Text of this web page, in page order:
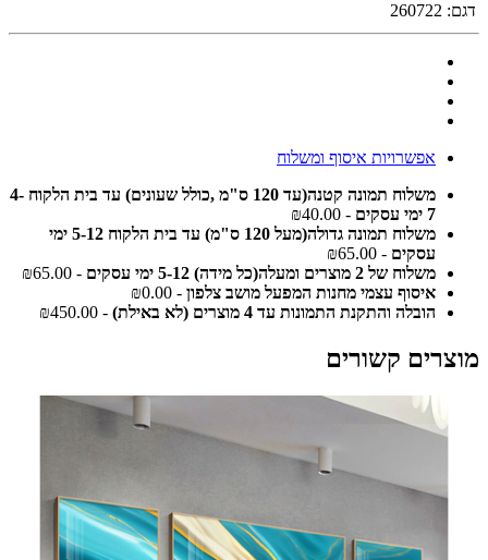
דגם: 260722
אפשרויות איסוף ומשלוח
משלוח תמונה קטנה(עד 120 ס"מ ,כולל שעונים) עד בית הלקוח 4-
7 ימי עסקים
- ₪40.00
משלוח תמונה גדולה(מעל 120 ס"מ) עד בית הלקוח 5-12 ימי
עסקים - ₪65.00
משלוח של 2 מוצרים ומעלה(כל מידה) 5-12 ימי עסקים
- ₪65.00
איסוף עצמי מחנות המפעל מושב צלפון - ₪0.00
הובלה והתקנת התמונות עד 4 מוצרים (לא באילת)
- ₪450.00
מוצרים קשורים